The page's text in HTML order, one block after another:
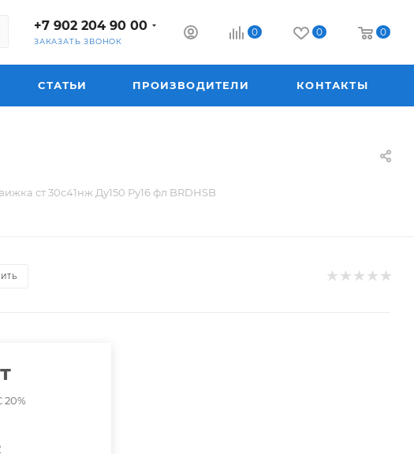
+7 902 204 90 00
ЗАКАЗАТЬ ЗВОНОК
0 0 0
СТАТЬИ ПРОИЗВОДИТЕЛИ КОНТАКТЫ
ст 30с41нж Ду150 Ру16 фл BRDHSB
20%